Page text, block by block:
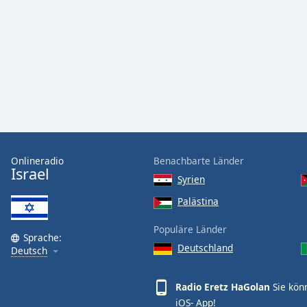
window.
dialog
window.
Escape
will
Onlineradio
Israel
Sprache:
Deutsch
Benachbarte Länder
Syrien
Palästina
Populäre Länder
Deutschland
Radio Eretz HaGolan Sie
iOS- App!